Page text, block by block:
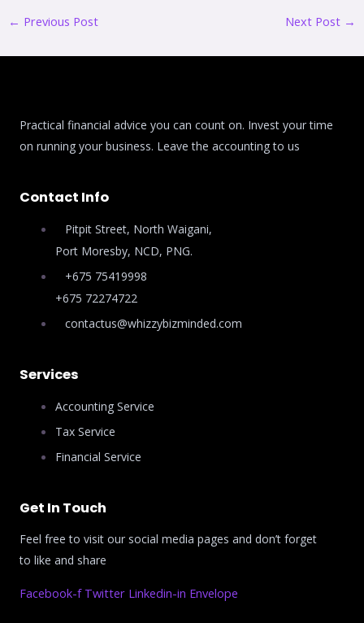
← Previous Post Next Post →
Practical financial advice you can count on. Invest your time
on running your business. Leave the accounting to us
Contact Info
Pitpit Street, North Waigani,
Port Moresby, NCD, PNG.
+675 75419998
+675 72274722
contactus@whizzybizminded.com
Services
Accounting Service
Tax Service
Financial Service
Get In Touch
Feel free to visit our social media pages and don’t forget
to like and share
Facebook-f Twitter Linkedin-in Envelope